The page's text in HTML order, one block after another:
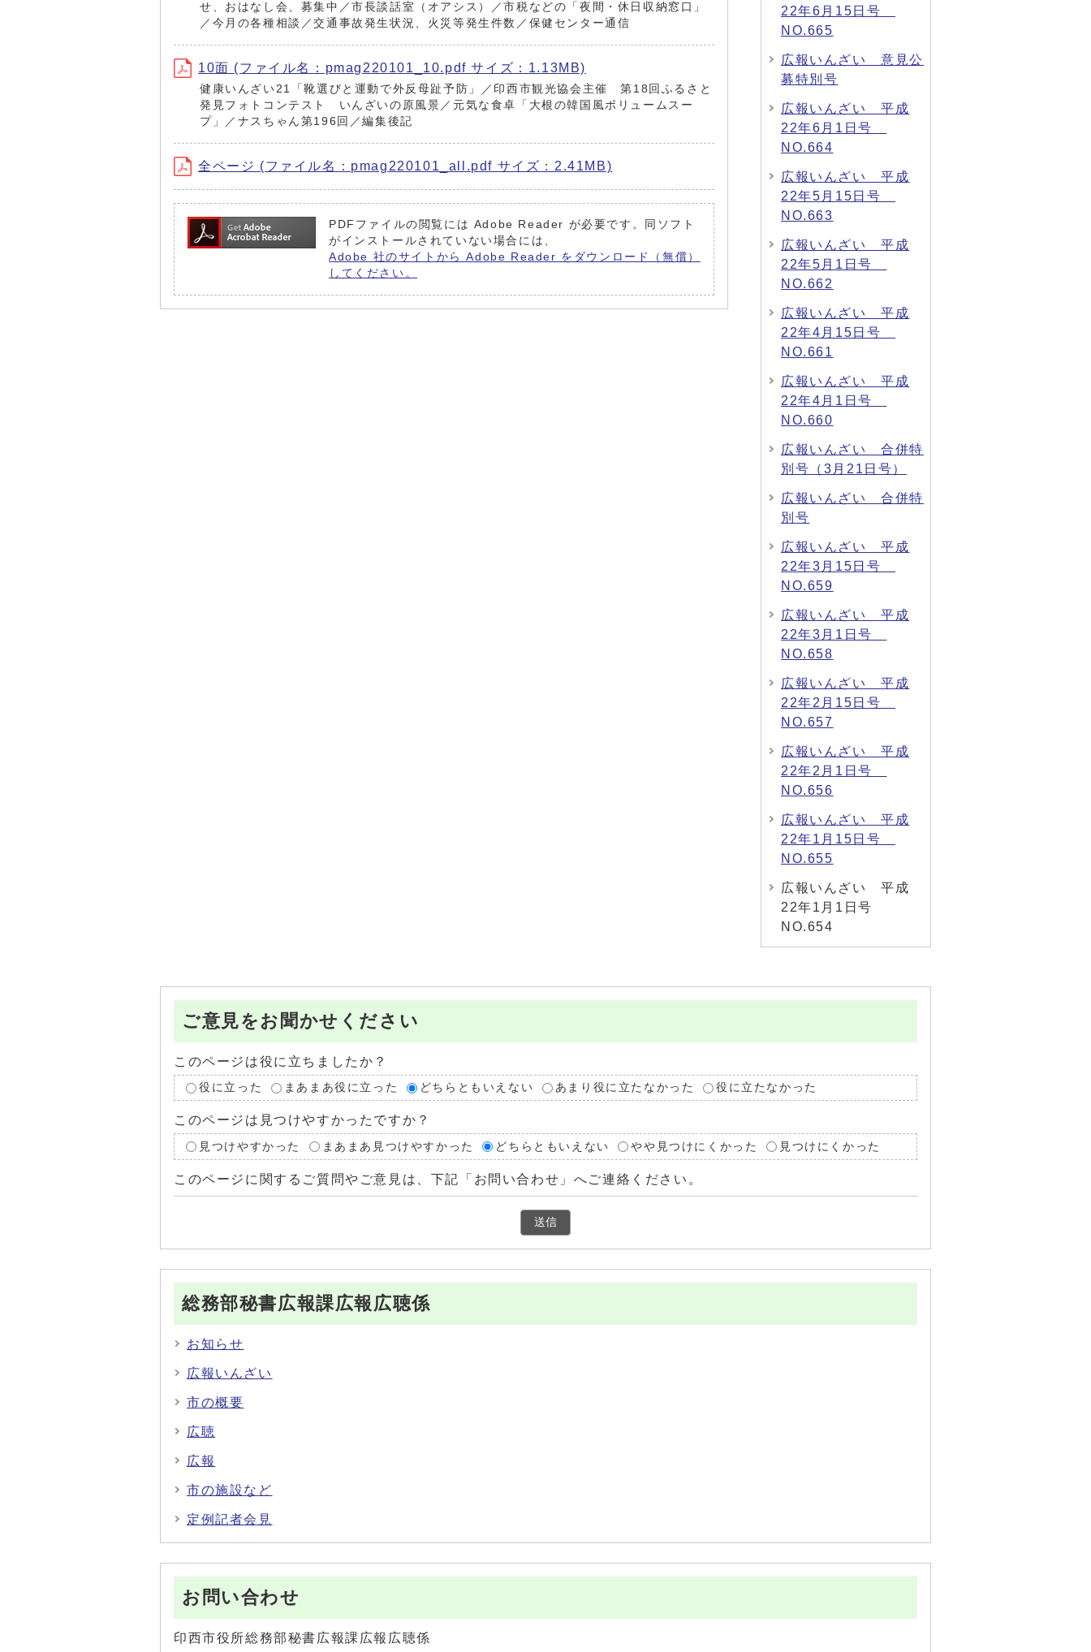
せ、おはなし会、募集中／市長談話室（オアシス）／市税などの「夜間・休日収納窓口」
／今月の各種相談／交通事故発生状況、火災等発生件数／保健センター通信
10面 (ファイル名：pmag220101_10.pdf サイズ：1.13MB)
健康いんざい21「靴選びと運動で外反母趾予防」／印西市観光協会主催 第18回ふるさと
発見フォトコンテスト いんざいの原風景／元気な食卓「大根の韓国風ボリュームスー
プ」／ナスちゃん第196回／編集後記
全ページ (ファイル名：pmag220101_all.pdf サイズ：2.41MB)
PDFファイルの閲覧には Adobe Reader が必要です。同ソフト
がインストールされていない場合には、
Adobe 社のサイトから Adobe Reader をダウンロード（無償）
してください。
22年6月15日号
NO.665
広報いんざい 意見公
募特別号
広報いんざい 平成
22年6月1日号
NO.664
広報いんざい 平成
22年5月15日号
NO.663
広報いんざい 平成
22年5月1日号
NO.662
広報いんざい 平成
22年4月15日号
NO.661
広報いんざい 平成
22年4月1日号
NO.660
広報いんざい 合併特
別号（3月21日号）
広報いんざい 合併特
別号
広報いんざい 平成
22年3月15日号
NO.659
広報いんざい 平成
22年3月1日号
NO.658
広報いんざい 平成
22年2月15日号
NO.657
広報いんざい 平成
22年2月1日号
NO.656
広報いんざい 平成
22年1月15日号
NO.655
広報いんざい 平成
22年1月1日号
NO.654
ご意見をお聞かせください
このページは役に立ちましたか？
役に立った まあまあ役に立った どちらともいえない あまり役に立たなかった 役に立たなかった
このページは見つけやすかったですか？
見つけやすかった まあまあ見つけやすかった どちらともいえない やや見つけにくかった 見つけにくかった
このページに関するご質問やご意見は、下記「お問い合わせ」へご連絡ください。
総務部秘書広報課広報広聴係
お知らせ
広報いんざい
市の概要
広聴
広報
市の施設など
定例記者会見
お問い合わせ
印西市役所総務部秘書広報課広報広聴係